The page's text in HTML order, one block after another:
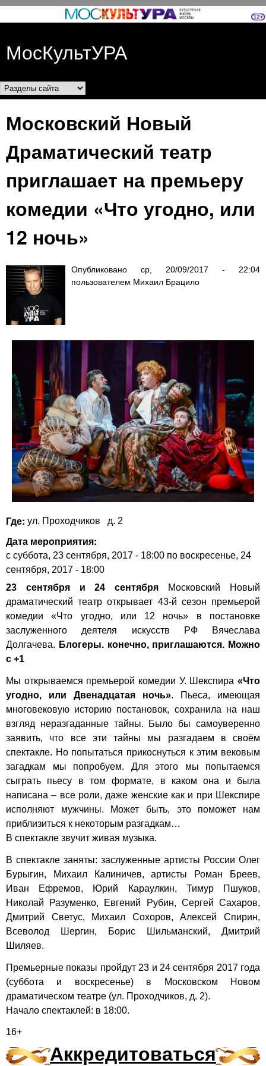
Перейти к основному
МосКультУРА
Разделы сайта
Московский Новый
Драматический театр
приглашает на премьеру
комедии «Что угодно, или
12 ночь»
Опубликовано ср, 20/09/2017 - 22:04
пользователем Михаил Брацило
Где: ул. Проходчиков д. 2
Дата мероприятия:
с суббота, 23 сентября, 2017 - 18:00 по воскресенье, 24
сентября, 2017 - 18:00
23 сентября и 24 сентября
Московский Новый
драматический театр открывает 43-й сезон премьерой
комедии «Что угодно, или 12 ночь» в постановке
заслуженного деятеля искусств РФ Вячеслава
Долгачева. Блогеры. конечно, приглашаются. Можно
с +1
Мы открываемся премьерой комедии У. Шекспира «Что
угодно, или Двенадцатая ночь». Пьеса, имеющая
многовековую историю постановок, сохранила на наш
взгляд неразгаданные тайны. Было бы самоуверенно
заявить, что все эти тайны мы разгадаем в своём
спектакле. Но попытаться прикоснуться к этим вековым
загадкам мы попробуем. Для этого мы попытаемся
сыграть пьесу в том формате, в каком она и была
написана – все роли, даже женские как и при Шекспире
исполняют мужчины. Может быть, это поможет нам
приблизиться к некоторым разгадкам…
В спектакле звучит живая музыка.
В спектакле заняты: заслуженные артисты России Олег
Бурыгин, Михаил Калиничев, артисты Роман Бреев,
Иван Ефремов, Юрий Караулкин, Тимур Пшуков,
Николай Разуменко, Евгений Рубин, Сергей Сахаров,
Дмитрий Светус, Михаил Сохоров, Алексей Спирин,
Всеволод Шергин, Борис Шильманский, Дмитрий
Шиляев.
Премьерные показы пройдут 23 и 24 сентября 2017 года
(суббота и воскресенье) в Московском Новом
драматическом театре (ул. Проходчиков, д. 2).
Начало спектаклей: в 18:00.
16+
Аккредитоваться